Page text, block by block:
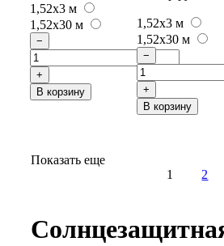
1,52x3 м
1,52x30 м
−
+
В корзину
1,52x3 м
1,52x30 м
−
+
В корзину
Показать еще
1
2